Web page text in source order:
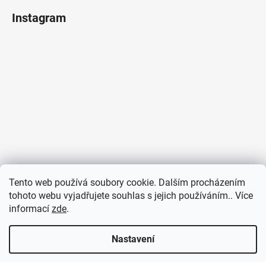
Tento web používá soubory cookie. Dalším procházením
tohoto webu vyjadřujete souhlas s jejich používáním.. Více
informací zde.
Nastavení
Instagram
Sledovat na Instagramu